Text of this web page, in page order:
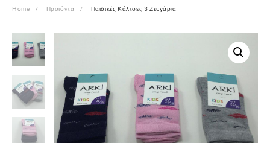
Home Προϊόντα Παιδικές Κάλτσες 3 Ζευγάρια